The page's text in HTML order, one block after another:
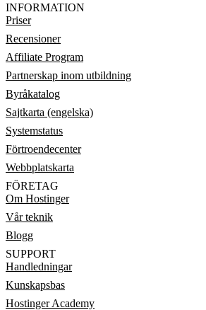
INFORMATION
Priser
Recensioner
Affiliate Program
Partnerskap inom utbildning
Byråkatalog
Sajtkarta (engelska)
Systemstatus
Förtroendecenter
Webbplatskarta
FÖRETAG
Om Hostinger
Vår teknik
Blogg
SUPPORT
Handledningar
Kunskapsbas
Hostinger Academy